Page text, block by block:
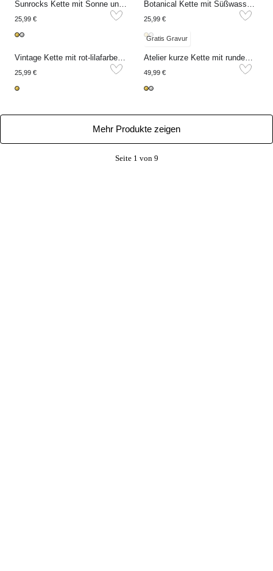
25,99 € 25,99 €
25,99 €
Gratis Gravur
49,99 €
Mehr Produkte zeigen
Seite 1 von 9